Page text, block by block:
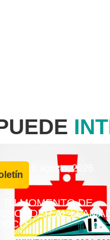
6 agosto, 2026
TU MOMENTO DE
AL